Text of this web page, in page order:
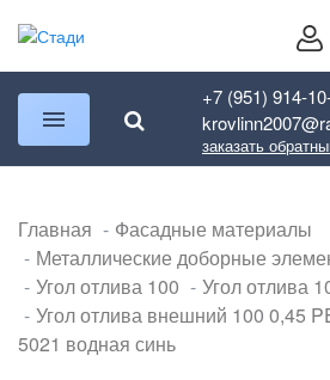
+7 (951) 914-
заказать
Главная
Фасадные материалы
Металлические доборные
Угол отлива 100
Угол отлива
Угол отлива внешний 100 0,45
5021 водная синь